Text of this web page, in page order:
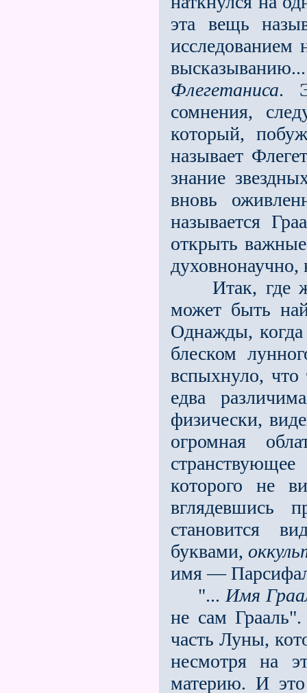
эта вещь
исследованием
Флегетаниса.
сомнения,
который,
называет
знание
вновь
называется
открыть
Итак, где же
может быть
Однажды,
блеском
вспыхнуло,
едва
физически,
огромная
которого не
вглядевшись
становится
буквами,
имя —
"... Имя
не сам
часть Луны,
несмотря на
материю. И